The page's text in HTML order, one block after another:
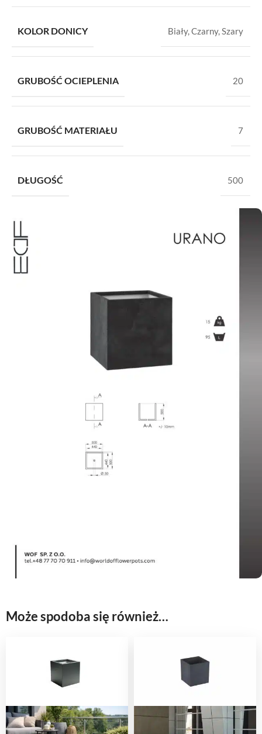
KOLOR DONICY Biały,Czarny,Szary
GRUBOŚĆ OCIEPLENIA 20
GRUBOŚĆ MATERIAŁU 7
DŁUGOŚĆ 500
Może spodoba się również…